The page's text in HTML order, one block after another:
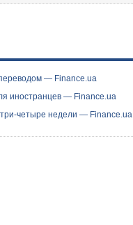
— Finance.ua
иностранцев — Finance.ua
три-четыре недели — Finance.ua